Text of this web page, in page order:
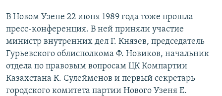
В Новом Узене 22 июня 1989 года тоже прошла
пресс-конференция. В ней приняли участие
министр внутренних дел Г. Князев, председатель
Гурьевского облисполкома Ф. Новиков, начальник
отдела по правовым вопросам ЦК Компартии
Казахстана К. Сулейменов и первый секретарь
городского комитета партии Нового Узеня Е.